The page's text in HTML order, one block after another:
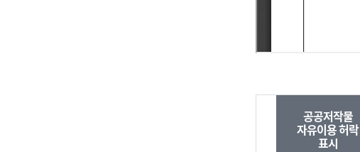
공공저작물
자유이용 허락
표시